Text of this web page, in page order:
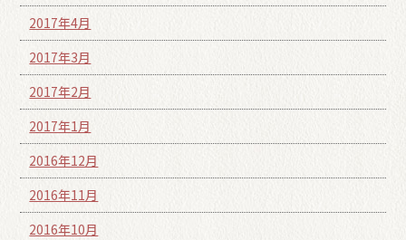
2017年4月
2017年3月
2017年2月
2017年1月
2016年12月
2016年11月
2016年10月